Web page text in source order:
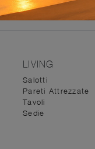
LIVING
Salotti
Pareti Attrezzate
Tavoli
Sedie